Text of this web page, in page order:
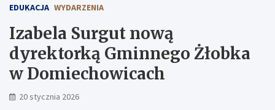
EDUKACJA WYDARZENIA
Izabela Surgut nową
dyrektorką Gminnego Żłobka
w Domiechowicach
20 stycznia 2026